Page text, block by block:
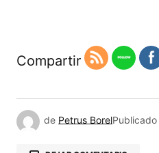
Compartir
de Petrus BorelPublicado